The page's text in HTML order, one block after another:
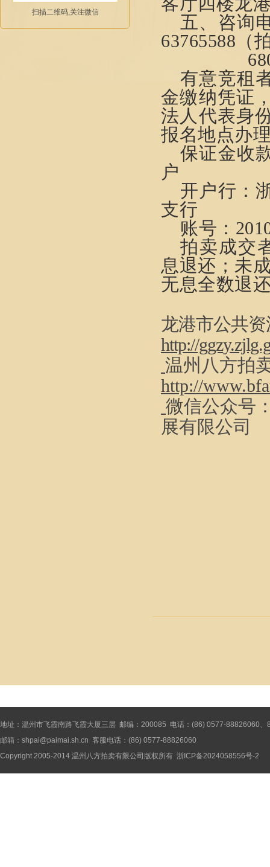
扫描二维码,关注微信
五、咨询
63765588 （
有意竞租
金缴纳凭证
法人代表身
报名地点办
保证金收
户
开户行：
支行
账号：
拍卖成交
息退还；未
无息全数退
龙港市公共
http://ggz
温州八方拍
http://
微信公众号
展有限公司
地址：温州市飞霞南路飞霞大厦三层 邮编：200085 电话：(86) 0577-88826060
邮箱：shpai@paimai.sh.cn 客服电话：(86) 0577-88826060
Copyright 2005-2014 温州八方拍卖有限公司 版权所有 浙ICP备2024058556号-2